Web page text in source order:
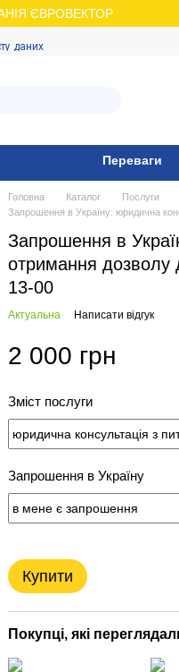
ЄВРОВЕКТОР
даних
Переваги
Головна Каталог Послуги
Запрошення в Україну: юридична
Запрошення в
отримання дозволу
13-00
Актуальна Написати відгук
2 000 грн
Зміст послуги
Запрошення в Україну
Купити
Покупці, які